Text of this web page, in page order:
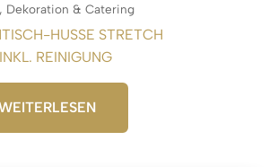
Dekoration & Catering
HUSSE STRETCH
REINIGUNG